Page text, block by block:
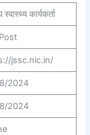
स्वास्थ्य कार्यकर्ता
jssc.nic.in/
2024
2024